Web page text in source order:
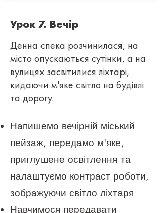
Урок 7. Вечір
Денна спека розчинилася, на
місто опускаються сутінки, а на
вулицях засвітилися ліхтарі,
кидаючи м'яке світло на будівлі
та дорогу.
Напишемо вечірній міський
пейзаж, передамо м'яке,
приглушене освітлення та
налаштуємо контраст роботи,
зображуючи світло ліхтаря
Навчимося передавати